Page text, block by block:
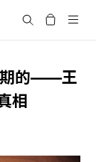
Search
期的——王
相